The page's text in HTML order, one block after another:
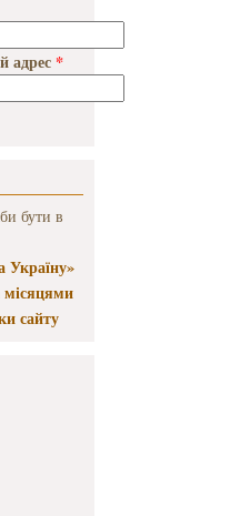
адрес *
бути в
Україну»
місяцями
сайту